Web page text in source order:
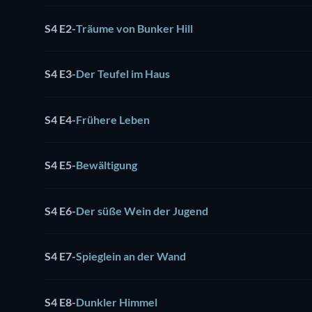
S4 E2-Träume von Bunker Hill
S4 E3-Der Teufel im Haus
S4 E4-Frühere Leben
S4 E5-Bewältigung
S4 E6-Der süße Wein der Jugend
S4 E7-Spieglein an der Wand
S4 E8-Dunkler Himmel